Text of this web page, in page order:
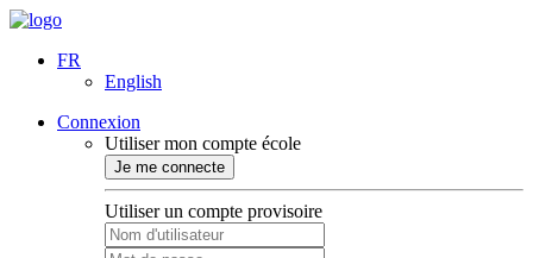
FR
English
Connexion
Utiliser mon compte école
Je me connecte
Utiliser un compte provisoire